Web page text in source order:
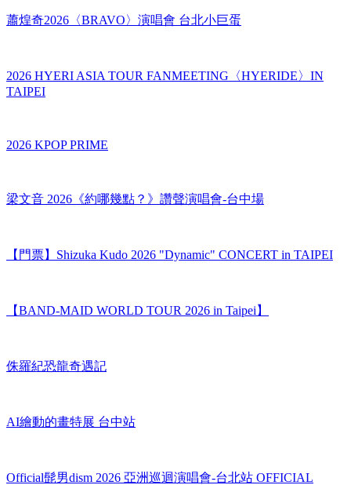
蕭煌奇2026〈BRAVO〉演唱會 台北小巨蛋
2026 HYERI ASIA TOUR FANMEETING〈HYERIDE〉IN
TAIPEI
2026 KPOP PRIME
梁文音 2026《約哪幾點？》讚聲演唱會-台中場
【門票】Shizuka Kudo 2026 "Dynamic" CONCERT in TAIPEI
【BAND-MAID WORLD TOUR 2026 in Taipei】
侏羅紀恐龍奇遇記
AI繪動的畫特展 台中站
Official髭男dism 2026 亞洲巡迴演唱會-台北站 OFFICIAL